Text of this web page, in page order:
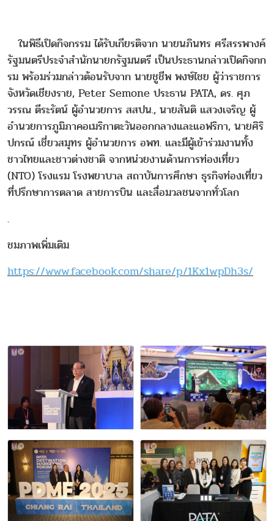
ในพิธีเปิดกิจกรรม ได้รับเกียรติจาก นายนภินทร ศรีสรรพางค์
รัฐมนตรีประจำสำนักนายกรัฐมนตรี เป็นประธานกล่าวเปิดกิจกก
รม พร้อมร่วมกล่าวต้อนรับจาก นายชูชีพ พงษ์ไชย ผู้ว่าราชการ
จังหวัดเชียงราย, Peter Semone ประธาน PATA, ดร. ศุภ
วรรณ ตีระรัตน์ ผู้อำนวยการ สสปน., นายสันติ แสวงเจริญ ผู้
อำนวยการภูมิภาคอเมริกาตะวันออกกลางและแอฟริกา, นายศิริ
ปกรณ์ เชี่ยวสมุทร ผู้อำนวยการ อพท. และมีผู้เข้าร่วมงานทั้ง
ชาวไทยและชาวต่างชาติ จากหน่วยงานด้านการท่องเที่ยว
(NTO) โรงแรม โรงพยาบาล สถาบันการศึกษา ธุรกิจท่องเที่ยว
ที่ปรึกษาการตลาด สายการบิน และสื่อมวลชนจากทั่วโลก
.
ชมภาพเพิ่มเติม
https://www.facebook.com/share/p/1Kx1wpDh3s/